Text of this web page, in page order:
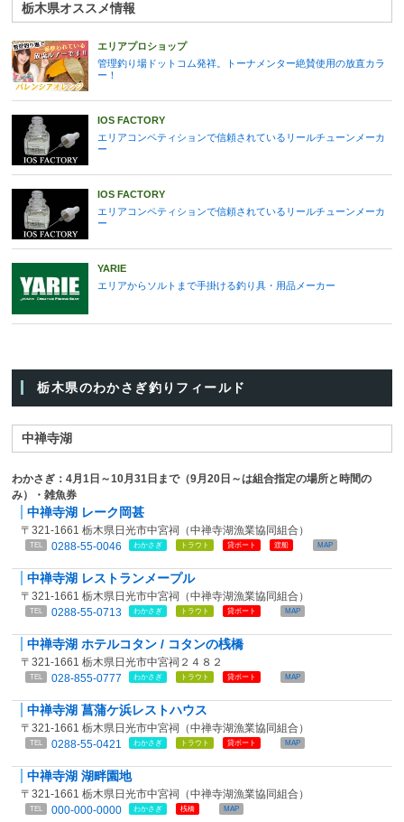
栃木県オススメ情報
エリアプロショップ
管理釣り場ドットコム発祥。トーナメンター絶賛使用の放直カラ
ー！
IOS FACTORY
エリアコンペティションで信頼されているリールチューンメーカ
ー
IOS FACTORY
エリアコンペティションで信頼されているリールチューンメーカ
ー
YARIE
エリアからソルトまで手掛ける釣り具・用品メーカー
栃木県のわかさぎ釣りフィールド
中禅寺湖
わかさぎ：4月1日～10月31日まで（9月20日～は組合指定の場所と時間の
み）・雑魚券
中禅寺湖 レーク岡甚
〒321-1661 栃木県日光市中宮祠（中禅寺湖漁業協同組合）
TEL 0288-55-0046 わかさぎ トラウト 貸ボート 渡船 MAP
中禅寺湖 レストランメープル
〒321-1661 栃木県日光市中宮祠（中禅寺湖漁業協同組合）
TEL 0288-55-0713 わかさぎ トラウト 貸ボート MAP
中禅寺湖 ホテルコタン / コタンの桟橋
〒321-1661 栃木県日光市中宮祠２４８２
TEL 028-855-0777 わかさぎ トラウト 貸ボート MAP
中禅寺湖 菖蒲ケ浜レストハウス
〒321-1661 栃木県日光市中宮祠（中禅寺湖漁業協同組合）
TEL 0288-55-0421 わかさぎ トラウト 貸ボート MAP
中禅寺湖 湖畔園地
〒321-1661 栃木県日光市中宮祠（中禅寺湖漁業協同組合）
TEL 000-000-0000 わかさぎ 桟橋 MAP